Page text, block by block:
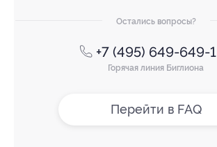
Остались вопросы?
+7 (495) 649-649-1
Горячая линия Биглиона
Перейти в FAQ